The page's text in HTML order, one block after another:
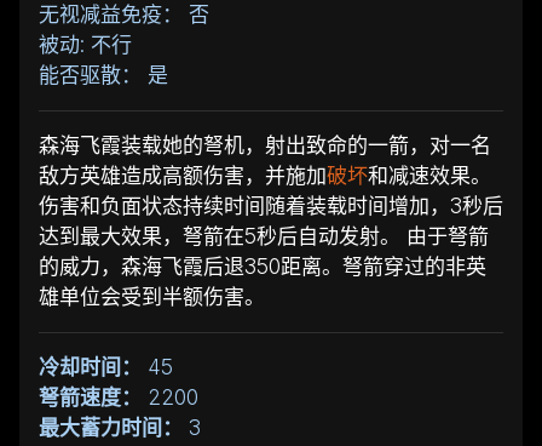
无视减益免疫： 否
被动: 不行
能否驱散： 是
森海飞霞装载她的弩机，射出致命的一箭，对一名
敌方英雄造成高额伤害，并施加破坏和减速效果。
伤害和负面状态持续时间随着装载时间增加，3秒后
达到最大效果，弩箭在5秒后自动发射。 由于弩箭
的威力，森海飞霞后退350距离。弩箭穿过的非英
雄单位会受到半额伤害。
冷却时间：
45
弩箭速度：
2200
最大蓄力时间：
3